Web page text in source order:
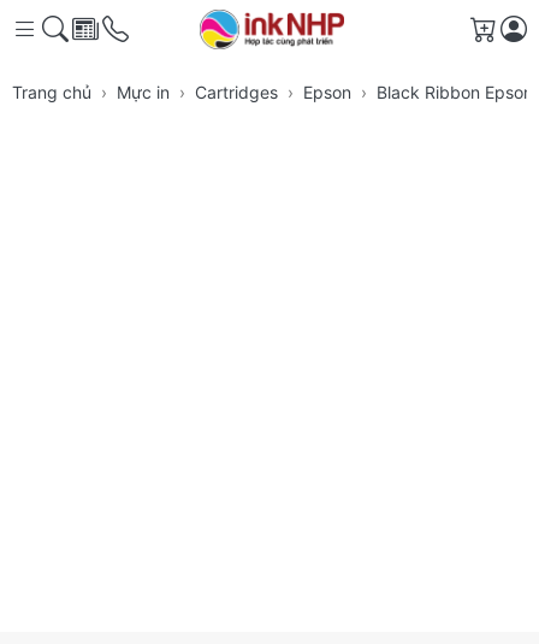
Giỏ
Trang chủ Mực in Cartridges Epson Black Ribbon